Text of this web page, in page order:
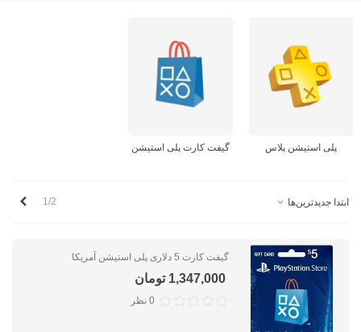
پلی استیشن پلاس گیفت کارت پلی استیشن
ابتدا جدیدترین‌ها 1/2
گیفت کارت 5 دلاری پلی استیشن آمریکا
1,347,000 تومان
0 نظر